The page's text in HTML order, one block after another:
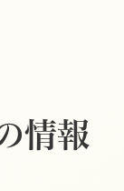
情報